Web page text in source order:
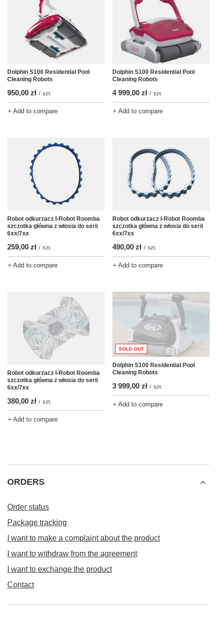
Dolphin S100 Residential Pool
Cleaning Robots
950,00 zł / szt.
+ Add to compare
Dolphin S100 Residential Pool
Cleaning Robots
4 999,00 zł / szt.
+ Add to compare
Robot odkurzacz I-Robot Roomba
szczotka główna z włosia do serii
6xx/7xx
259,00 zł / szt.
+ Add to compare
Robot odkurzacz I-Robot Roomba
szczotka główna z włosia do serii
6xx/7xx
490,00 zł / szt.
+ Add to compare
Robot odkurzacz I-Robot Roomba
szczotka główna z włosia do serii
6xx/7xx
380,00 zł / szt.
+ Add to compare
SOLD OUT
Dolphin S100 Residential Pool
Cleaning Robots
3 999,00 zł / szt.
+ Add to compare
ORDERS
Order status
Package tracking
I want to make a complaint about the product
I want to withdraw from the agreement
I want to exchange the product
Contact